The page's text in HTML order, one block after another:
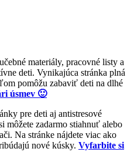
materiály, pracovné listy a
deti. Vynikajúca stránka plná
pomôžu zabaviť deti na dlhé
úsmev 🙂
pre deti aj antistresové
môžete zadarmo stiahnuť alebo
Na stránke nájdete viac ako
nové kúsky. Vyfarbite si